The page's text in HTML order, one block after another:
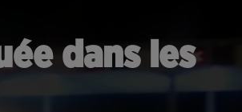
dans les